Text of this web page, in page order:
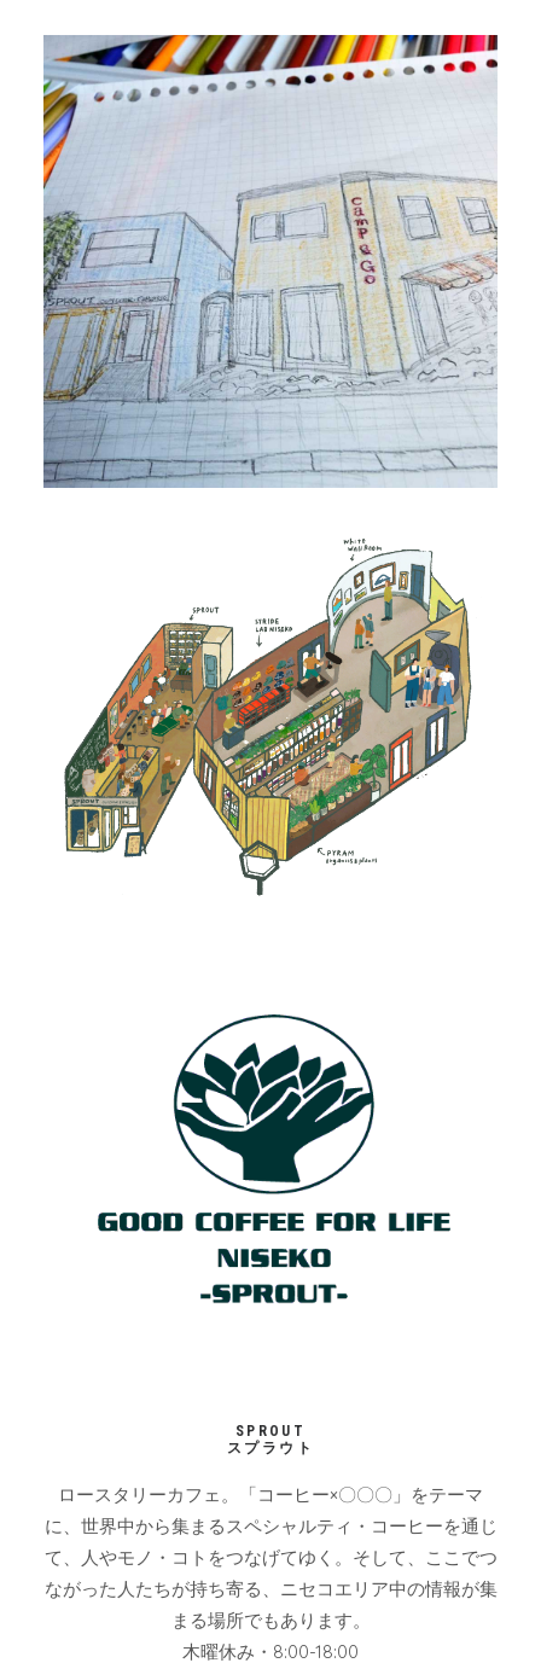
SPROUT
スプラウト
ロースタリーカフェ。「コーヒー×〇〇〇」をテーマ
に、世界中から集まるスペシャルティ・コーヒーを通じ
て、人やモノ・コトをつなげてゆく。そして、ここでつ
ながった人たちが持ち寄る、ニセコエリア中の情報が集
まる場所でもあります。
木曜休み・8:00-18:00